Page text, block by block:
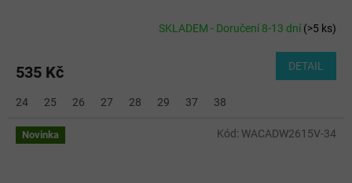
SKLADEM - Doručení 8-13 dní(>5 ks)
535 Kč DETAIL
24 25 26 27 28 29 37 38
Novinka Kód: WACADW2615V-34